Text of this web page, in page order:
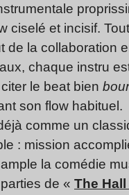
ciselé et incisif.
de la collaboration
chaque instru
le beat bien
son flow habituel.
comme un
: mission
la comédie
de « The